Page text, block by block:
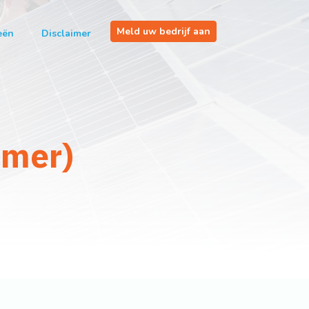
Disclaimer Meld uw bedrijf aan